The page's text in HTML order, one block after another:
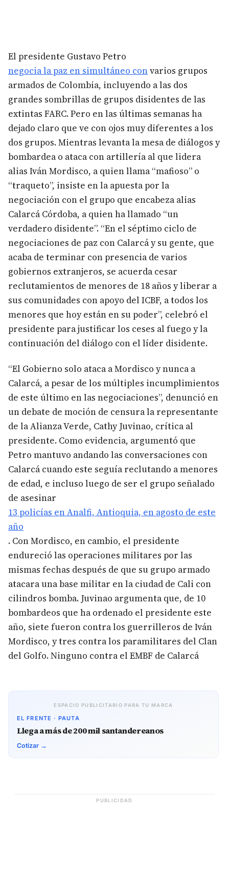
El presidente Gustavo Petro
negocia la paz en simultáneo convarios grupos
armados de Colombia, incluyendo a las dos
grandes sombrillas de grupos disidentes de las
extintas FARC. Pero en las últimas semanas ha
dejado claro que ve con ojos muy diferentes a los
dos grupos. Mientras levanta la mesa de diálogos y
bombardea o ataca con artillería al que lidera
alias Iván Mordisco, a quien llama “mafioso” o
“traqueto”, insiste en la apuesta por la
negociación con el grupo que encabeza alias
Calarcá Córdoba, a quien ha llamado “un
verdadero disidente”. “En el séptimo ciclo de
negociaciones de paz con Calarcá y su gente, que
acaba de terminar con presencia de varios
gobiernos extranjeros, se acuerda cesar
reclutamientos de menores de 18 años y liberar a
sus comunidades con apoyo del ICBF, a todos los
menores que hoy están en su poder”, celebró el
presidente para justificar los ceses al fuego y la
continuación del diálogo con el líder disidente.
“El Gobierno solo ataca a Mordisco y nunca a
Calarcá, a pesar de los múltiples incumplimientos
de este último en las negociaciones”, denunció en
un debate de moción de censura la representante
de la Alianza Verde, Cathy Juvinao, crítica al
presidente. Como evidencia, argumentó que
Petro mantuvo andando las conversaciones con
Calarcá cuando este seguía reclutando a menores
de edad, e incluso luego de ser el grupo señalado
de asesinar
13 policías en Analfi, Antioquia, en agosto de este
año
. Con Mordisco, en cambio, el presidente
endureció las operaciones militares por las
mismas fechas después de que su grupo armado
atacara una base militar en la ciudad de Cali con
cilindros bomba. Juvinao argumenta que, de 10
bombardeos que ha ordenado el presidente este
año, siete fueron contra los guerrilleros de Iván
Mordisco, y tres contra los paramilitares del Clan
del Golfo. Ninguno contra el EMBF de Calarcá
ESPACIO PUBLICITARIO PARA TU MARCA
EL FRENTE · PAUTA
Llega a más de 200 mil santandereanos
Cotizar →
PUBLICIDAD